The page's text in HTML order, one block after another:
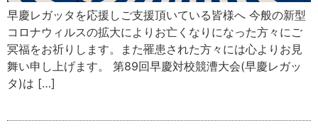
早慶レガッタを応援しご支援頂いている皆様へ 今般の新型
コロナウィルスの拡大によりお亡くなりになった方々にご
冥福をお祈りします。また罹患された方々には心よりお見
舞い申し上げます。 第89回早慶対校競漕大会(早慶レガッ
タ)は […]